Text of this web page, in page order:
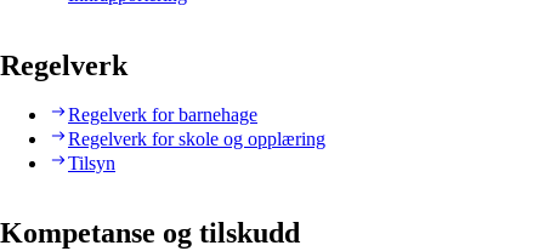
Regelverk
Regelverk for barnehage
Regelverk for skole og opplæring
Tilsyn
Kompetanse og tilskudd